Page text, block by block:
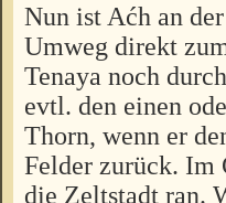
Nun ist Aćh an
Umweg direkt
Tenaya noch
evtl. den einen
Thorn, wenn er
Felder zurück. Im
die Zeltstadt ran.